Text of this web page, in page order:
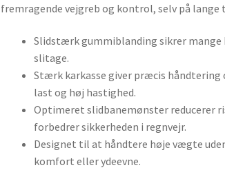
fremragende vejgreb og kontrol, selv på lange
Slidstærk gummiblanding sikrer
slitage.
Stærk karkasse giver præcis håndtering
last og høj hastighed.
Optimeret slidbanemønster reducerer
forbedrer sikkerheden i regnvejr.
Designet til at håndtere høje vægte
komfort eller ydeevne.